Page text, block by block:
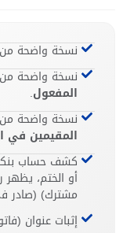
نسخة واضحة من
نسخة واضحة
المفعول.
نسخة واضحة من
المقيمين في
كشف حساب
مشترك) (صادر في آخر
إثبات عنوان